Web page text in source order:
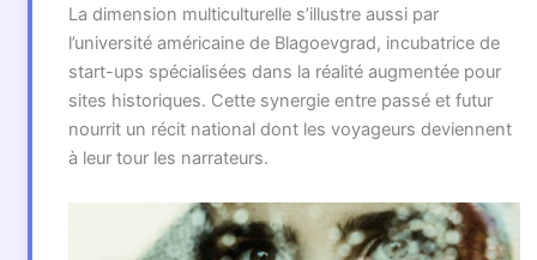
La dimension multiculturelle s’illustre aussi par
l’université américaine de Blagoevgrad, incubatrice de
start-ups spécialisées dans la réalité augmentée pour
sites historiques. Cette synergie entre passé et futur
nourrit un récit national dont les voyageurs deviennent
à leur tour les narrateurs.